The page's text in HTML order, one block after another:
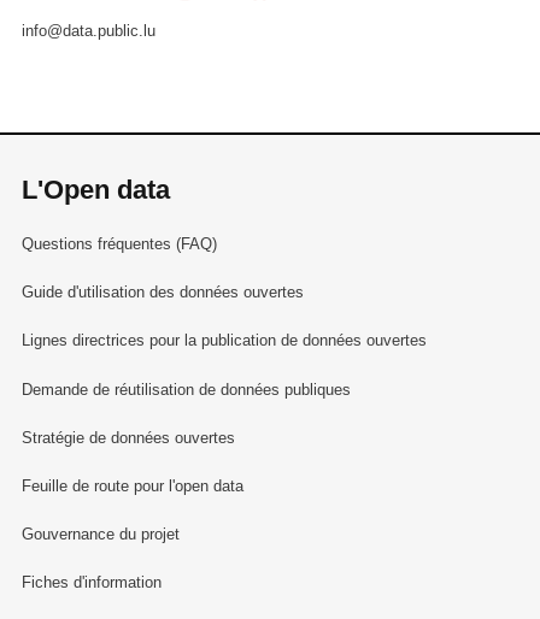
info@data.public.lu
L'Open data
Questions fréquentes (FAQ)
Guide d'utilisation des données ouvertes
Lignes directrices pour la publication de données ouvertes
Demande de réutilisation de données publiques
Stratégie de données ouvertes
Feuille de route pour l'open data
Gouvernance du projet
Fiches d'information